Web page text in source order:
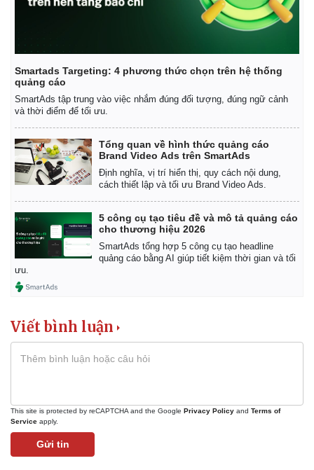
Smartads Targeting: 4 phương thức chọn trên hệ thống
quảng cáo
SmartAds tập trung vào việc nhắm đúng đối tượng, đúng ngữ cảnh
và thời điểm để tối ưu.
Tổng quan về hình thức quảng cáo
Brand Video Ads trên SmartAds
Định nghĩa, vị trí hiển thị, quy cách nội dung,
cách thiết lập và tối ưu Brand Video Ads.
5 công cụ tạo tiêu đề và mô tả quảng cáo
cho thương hiệu 2026
SmartAds tổng hợp 5 công cụ tạo headline
quảng cáo bằng AI giúp tiết kiệm thời gian và tối
ưu.
Viết bình luận
This site is protected by reCAPTCHA and the Google Privacy Policy and Terms of
Service apply.
Gửi tin